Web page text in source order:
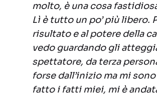
molto, è una cosa
Lì è tutto un po’ più libero.
risultato e al potere della
vedo guardando gli
spettatore, da terza
forse dall’inizio ma mi
fatto i fatti miei, mi è